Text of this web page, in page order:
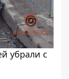
убрали с